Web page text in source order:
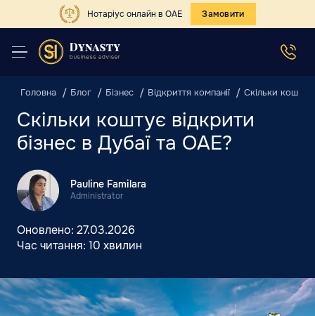
Нотаріус онлайн в ОАЕ Замовити
Головна Блог Бізнес Відкриття компанії Скільки коштує
Скільки коштує відкрити
бізнес в Дубаї та ОАЕ?
Pauline Familara
Administrator
Оновлено: 27.03.2026
Час читання: 10 хвилин